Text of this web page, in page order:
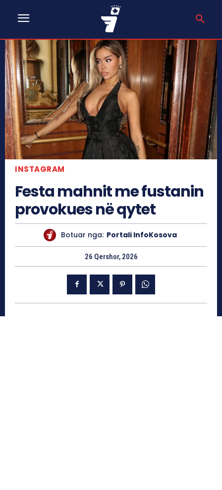
INSTAGRAM
Festa mahnit me fustanin
provokues në qytet
Botuar nga: Portali InfoKosova
26 Qershor, 2026